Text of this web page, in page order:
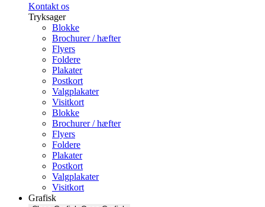
Kontakt os
Tryksager
Blokke
Brochurer / hæfter
Flyers
Foldere
Plakater
Postkort
Valgplakater
Visitkort
Blokke
Brochurer / hæfter
Flyers
Foldere
Plakater
Postkort
Valgplakater
Visitkort
Grafisk